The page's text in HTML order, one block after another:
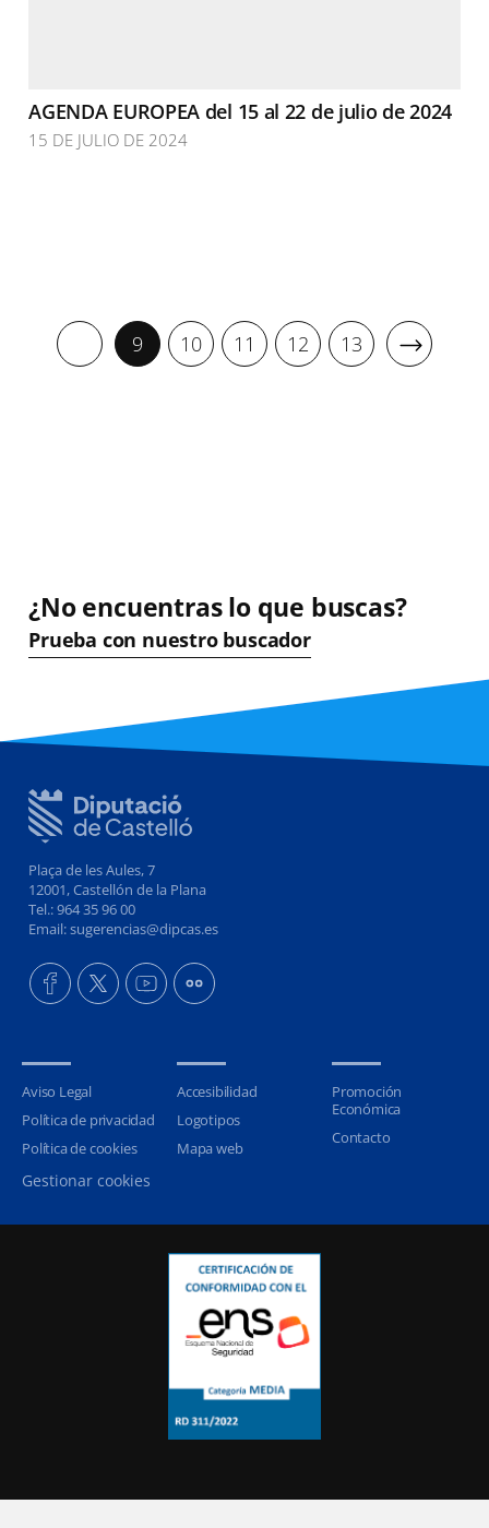
AGENDA EUROPEA del 15 al 22 de julio de 2024
15 DE JULIO DE 2024
9 10 11 12 13
¿No encuentras lo que buscas?
Prueba con nuestro buscador
Plaça de les Aules, 7
12001, Castellón de la Plana
Tel.: 964 35 96 00
Email: sugerencias@dipcas.es
Aviso Legal
Política de privacidad
Política de cookies
Gestionar cookies
Accesibilidad
Logotipos
Mapa web
Promoción
Económica
Contacto